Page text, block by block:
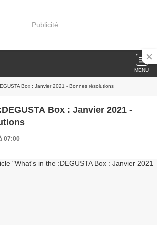
Publicité
MENU
Box : Janvier 2021 - Bonnes résolutions
Box : Janvier 2021 -
07:00